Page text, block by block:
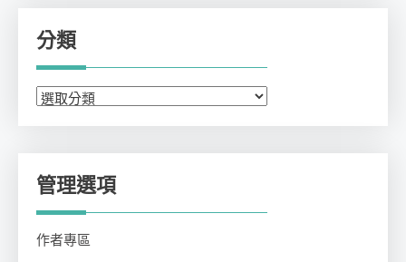
分類
分
管理選項
作者專區